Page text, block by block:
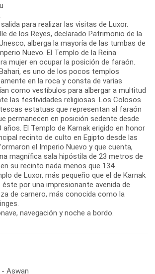
para realizar las visitas de Luxor.
de los Reyes, declarado Patrimonio de la
alberga la mayoría de las tumbas de
Nuevo. El Templo de la Reina
mujer en ocupar la posición de faraón.
es uno de los pocos templos
en la roca y consta de varias
como vestíbulos para albergar a multitud
las festividades religiosas. Los Colosos
estatuas que representan al faraón
permanecen en posición sedente desde
años. El Templo de Karnak erigido en honor
recinto de culto en Egipto desde las
el Imperio Nuevo y que cuenta,
magnífica sala hipóstila de 23 metros de
su recinto nada menos que 134
de Luxor, más pequeño que el de Karnak
por una impresionante avenida de
de carnero, más conocida como la
navegación y noche a bordo.
Aswan